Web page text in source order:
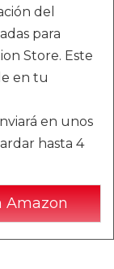
del
para
Store. Este
en tu
en unos
hasta 4
Amazon